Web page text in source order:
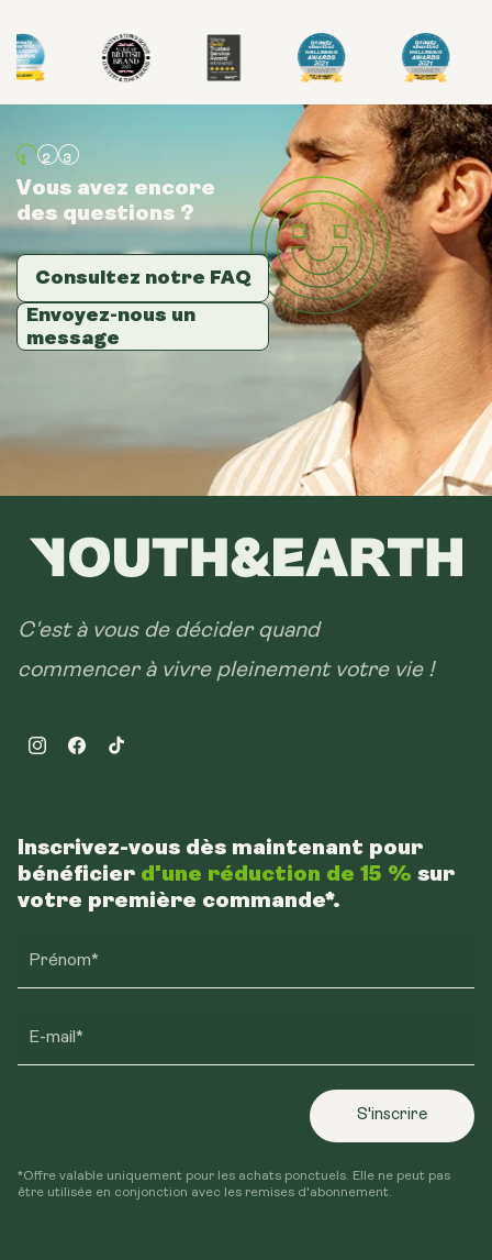
Vous avez encore
des questions ?
Consultez notre FAQ
Envoyez-nous un
message
Vous avez encore
des questions ?
Consultez notre FAQ
Envoyez-nous un
message
Vous avez encore
des questions ?
Consultez notre FAQ
Envoyez-nous un
message
C'est à vous de décider quand
commencer à vivre pleinement votre vie !
InstagramFacebookTikTok
Inscrivez-vous dès maintenant pour
bénéficier d'une réduction de 15 % sur
votre première commande*.
Prénom*
E-mail*
S'inscrire
*Offre valable uniquement pour les achats ponctuels. Elle ne peut pas
être utilisée en conjonction avec les remises d'abonnement.